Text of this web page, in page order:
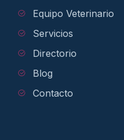
Equipo Veterinario
Servicios
Directorio
Blog
Contacto